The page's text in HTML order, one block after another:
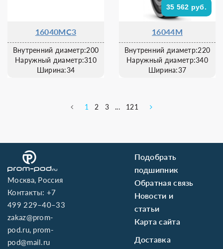
16040MC3
Внутренний диаметр:200
Наружный диаметр:310
Ширина:34
35 562 руб.
16044M
Внутренний диаметр:220
Наружный диаметр:340
Ширина:37
1 2 3 ... 121
Москва, Россия
Контакты:+7
499 229–40–33
zakaz@prom-
pod.ru, prom-
pod@mail.ru
Подобрать
подшипник
Обратная связь
Новости и
статьи
Карта сайта
Доставка